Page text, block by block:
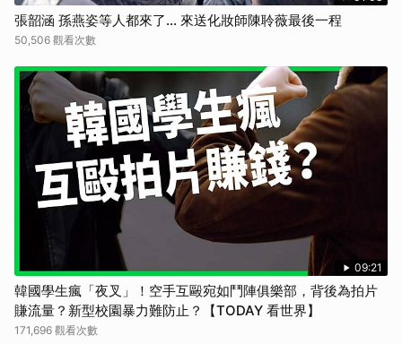
張韶涵 孫燕姿等人都來了... 來送化妝師陳聆薇最後一程
50,506 觀看次數
09:21
韓國學生瘋「夜叉」！空手互毆宛如鬥陣俱樂部，背後為拍片
賺流量？新型校園暴力難防止？【TODAY 看世界】
171,696 觀看次數